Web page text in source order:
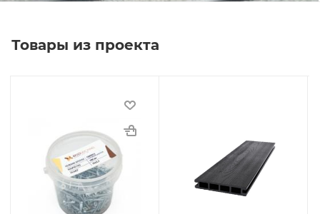
Товары из проекта